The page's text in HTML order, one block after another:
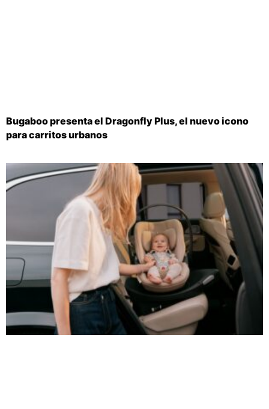
Bugaboo presenta el Dragonfly Plus, el nuevo icono
para carritos urbanos